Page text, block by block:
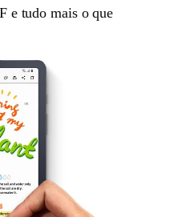
e tudo mais o que